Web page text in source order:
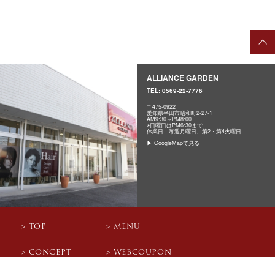
ALLIANCE GARDEN
TEL: 0569-22-7776
〒475-0922
愛知県半田市昭和町2-27-1
AM9:30～PM8:00
※日曜日はPM6:30まで
休業日：毎週月曜日、第2・第4火曜日
▶ GoogleMapで見る
TOP
CONCEPT
MENU
WEBCOUPON